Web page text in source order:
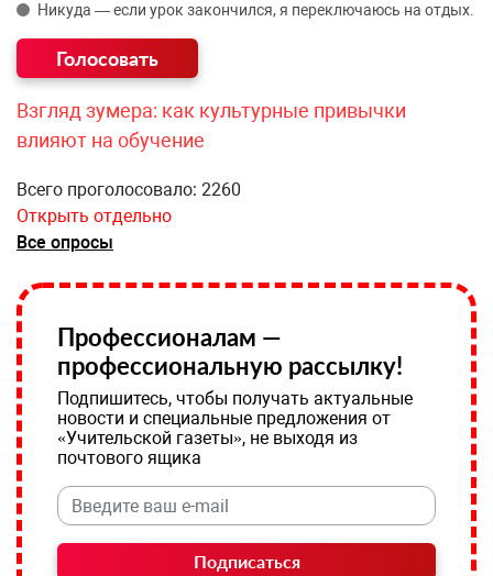
Никуда — если урок закончился, я переключаюсь на отдых.
Взгляд зумера: как культурные привычки
влияют на обучение
Всего проголосовало: 2260
Открыть отдельно
Все опросы
Профессионалам —
профессиональную рассылку!
Подпишитесь, чтобы получать актуальные
новости и специальные предложения от
«Учительской газеты», не выходя из
почтового ящика
Подписаться